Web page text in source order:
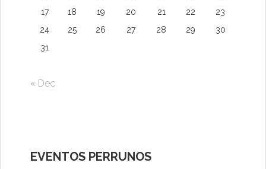
17
18 19 20 21 22
23
24
25 26 27 28 29
30
31
« Dec
EVENTOS PERRUNOS